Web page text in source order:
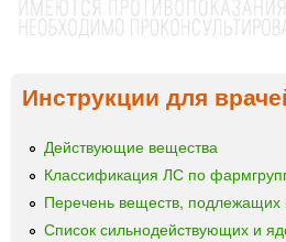
Инструкции для
Действующие вещества
Классификация ЛС по
Перечень веществ,
Список сильнодействующих и